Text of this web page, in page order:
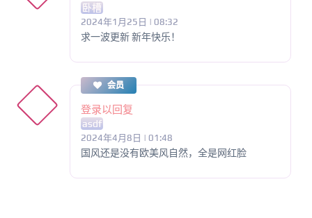
卧槽
2024年1月25日 | 08:32
求一波更新 新年快乐！
会员
登录以回复
asdf
2024年4月8日 | 01:48
国风还是没有欧美风自然，全是网红脸